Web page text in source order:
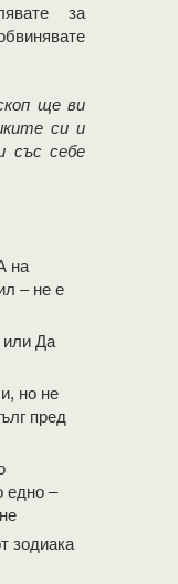
за
ще ви
си и
със себе
на
– не е
или Да
но не
пред
едно –
зодиака